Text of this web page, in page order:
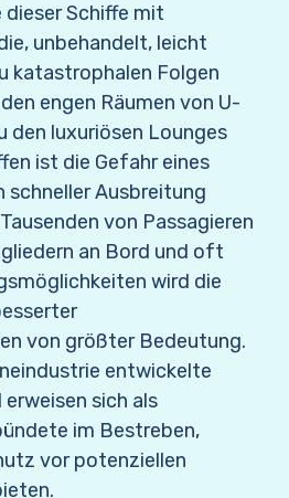
dieser Schiffe mit
unbehandelt, leicht
katastrophalen Folgen
engen Räumen von U-
den luxuriösen Lounges
ist die Gefahr eines
schneller Ausbreitung
von Passagieren
an Bord und oft
wird die
von größter Bedeutung.
entwickelte
sich als
im Bestreben,
vor potenziellen